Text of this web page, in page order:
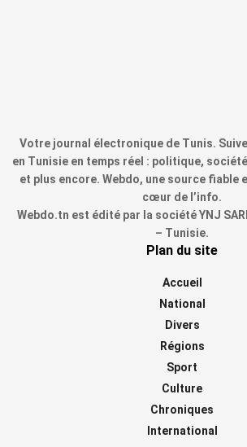
Votre journal électronique de Tunis.
en Tunisie en temps réel : politique,
et plus encore. Webdo, une source fiable
cœur de l’info.
Webdo.tn est édité par la société YNJ
– Tunisie.
Plan du site
Accueil
National
Divers
Régions
Sport
Culture
Chroniques
International